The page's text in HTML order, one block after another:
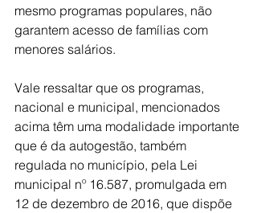
mesmo programas populares, não
garantem acesso de famílias com
menores salários.
Vale ressaltar que os programas,
nacional e municipal, mencionados
acima têm uma modalidade importante
que é da autogestão, também
regulada no município, pela Lei
municipal nº 16.587, promulgada em
12 de dezembro de 2016, que dispõe